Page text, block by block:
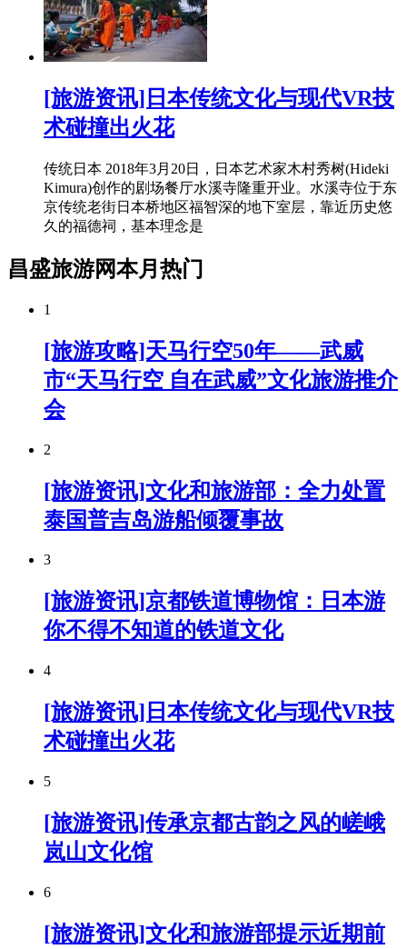
[旅游资讯]日本传统文化与现代VR技
术碰撞出火花
传统日本 2018年3月20日，日本艺术家木村秀树(Hideki
Kimura)创作的剧场餐厅水溪寺隆重开业。水溪寺位于东
京传统老街日本桥地区福智深的地下室层，靠近历史悠
久的福德祠，基本理念是
昌盛旅游网本月热门
1
[旅游攻略]天马行空50年——武威
市“天马行空 自在武威”文化旅游推介
会
2
[旅游资讯]文化和旅游部：全力处置
泰国普吉岛游船倾覆事故
3
[旅游资讯]京都铁道博物馆：日本游
你不得不知道的铁道文化
4
[旅游资讯]日本传统文化与现代VR技
术碰撞出火花
5
[旅游资讯]传承京都古韵之风的嵯峨
岚山文化馆
6
[旅游资讯]文化和旅游部提示近期前